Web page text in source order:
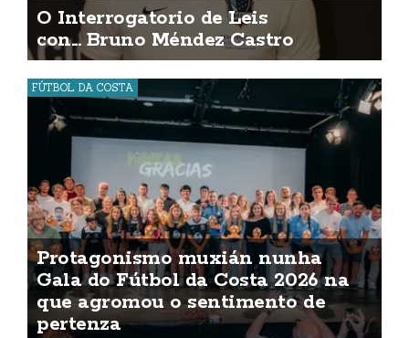
O Interrogatorio de Leis
con... Bruno Méndez Castro
FÚTBOL DA COSTA
Protagonismo muxián nunha
Gala do Fútbol da Costa 2026 na
que agromou o sentimento de
pertenza